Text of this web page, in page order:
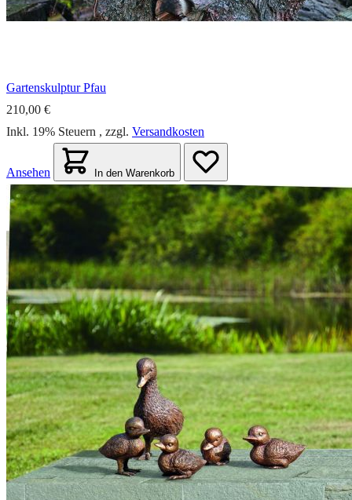
Gartenskulptur Pfau
210,00 €
Inkl. 19% Steuern , zzgl. Versandkosten
Ansehen In den Warenkorb